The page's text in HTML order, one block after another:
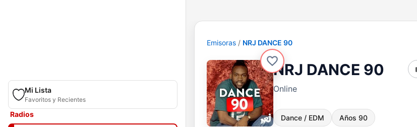
Mi Lista
Favoritos y Recientes
Radios
Emisoras NRJ DANCE 90
NRJ DANCE 90
Online
Dance / EDM Años 90